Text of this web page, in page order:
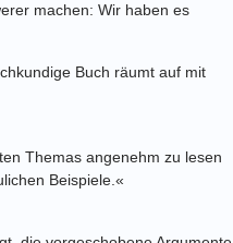
machen: Wir haben es
Buch räumt auf mit
Themas angenehm zu lesen
Beispiele.«